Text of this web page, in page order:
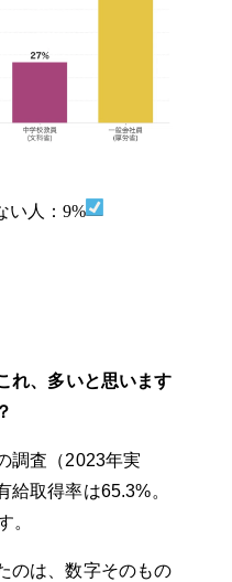
い人：9%
れ、多いと思います
調査（2023年実
給取得率は65.3%。
。
のは、数字そのもの